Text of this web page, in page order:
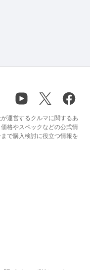
運営するクルマに関するあ
格やスペックなどの公式情
で購入検討に役立つ情報を